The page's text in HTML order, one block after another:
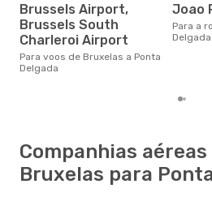
Brussels Airport,
Brussels South
Charleroi Airport
Para voos de Bruxelas a Ponta
Delgada
Para a rota de Bruxelas a Ponta
Delgada
Companhias
Bruxelas para